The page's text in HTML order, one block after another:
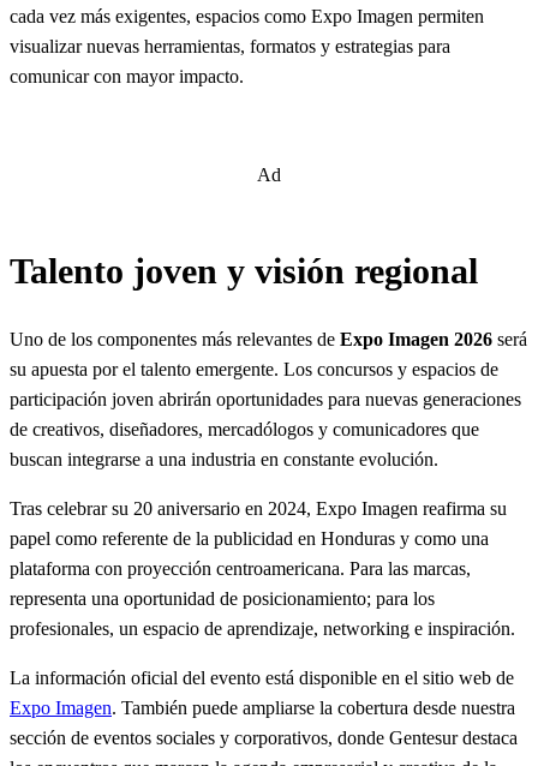
cada vez más exigentes, espacios como Expo Imagen permiten
visualizar nuevas herramientas, formatos y estrategias para
comunicar con mayor impacto.
Ad
Talento joven y visión regional
Uno de los componentes más relevantes de Expo Imagen 2026 será
su apuesta por el talento emergente. Los concursos y espacios de
participación joven abrirán oportunidades para nuevas generaciones
de creativos, diseñadores, mercadólogos y comunicadores que
buscan integrarse a una industria en constante evolución.
Tras celebrar su 20 aniversario en 2024, Expo Imagen reafirma su
papel como referente de la publicidad en Honduras y como una
plataforma con proyección centroamericana. Para las marcas,
representa una oportunidad de posicionamiento; para los
profesionales, un espacio de aprendizaje, networking e inspiración.
La información oficial del evento está disponible en el sitio web de
Expo Imagen. También puede ampliarse la cobertura desde nuestra
sección de eventos sociales y corporativos, donde Gentesur destaca